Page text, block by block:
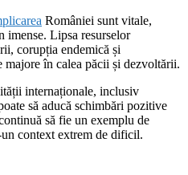
României sunt vitale,
Lipsa resurselor
corupția endemică și
majore în calea păcii și dezvoltării.
internaționale, inclusiv
să aducă schimbări pozitive
să fie un exemplu de
context extrem de dificil.